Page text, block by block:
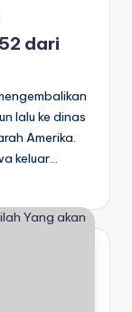
dari
lalu ke dinas
Amerika.
keluar…